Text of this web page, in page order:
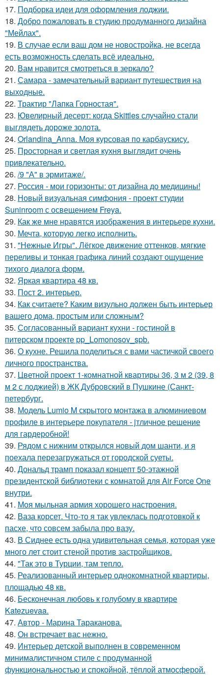
17. Подборка идеи для оформления лоджии.
18. Добро пожаловать в студию продуманного дизайна
"Мейлах".
19. В случае если ваш дом не новостройка, не всегда
есть возможность сделать всё идеально.
20. Вам нравится смотреться в зеркало?
21. Самара - замечательный вариант путешествия на
выходные.
22. Трактир "Лапка Горностая".
23. Ювелирный десерт: когда Skittles случайно стали
выглядеть дороже золота.
24. Orlandina_Anna. Моя курсовая по карбаускису.
25. Просторная и светлая кухня выглядит очень
привлекательно.
26. /9 "А" в эрмитаже/.
27. Россия - мои горизонты: от дизайна до медицины!
28. Новый визуальная симфония - проект студии
Suninroom с освещением Freya.
29. Как же мне нравятся изображения в интерьере кухни.
30. Мечта, которую легко исполнить.
31. "Нежные Игры". Лёгкое движение оттенков, мягкие
переливы и тонкая графика линий создают ощущение
тихого диалога форм.
32. Яркая квартира 48 кв.
33. Пост 2. интерьер.
34. Как считаете? Каким визульно должен быть интерьер
вашего дома, простым или сложным?
35. Согласованный вариант кухни - гостиной в
питерском проекте pp_Lomonosov_spb.
36. О кухне. Решила поделиться с вами частичкой своего
личного пространства.
37. Цветной проект 1-комнатной квартиры 36, 3 м 2 (39, 8
м 2 с лоджией) в ЖК Дубровский в Пушкине (Санкт-
петербург.
38. Модель Lumio M скрытого монтажа в алюминиевом
профиле в интерьере покупателя - jтличное решение
для гардеробной!
39. Рядом с нижним открылся новый дом шанти, и я
поехала перезагружаться от городской суеты.
40. Дональд трамп показал концепт 50-этажной
президентской библиотеки с комнатой для Air Force One
внутри.
41. Моя мыльная армия хорошего настроения.
42. Ваза корсет. Что-то я так увлеклась подготовкой к
пасхе, что совсем забыла про вазу.
43. В Сиднее есть одна удивительная семья, которая уже
много лет стоит стеной против застройщиков.
44. "Так это в Турции, там тепло.
45. Реализованный интерьер однокомнатной квартиры,
площадью 48 кв.
46. Бесконечная любовь к голубому в квартире
Katezuevaa.
47. Автор - Марина Тараканова.
48. Он встречает вас нежно.
49. Интерьер детской выполнен в современном
минималистичном стиле с продуманной
функциональностью и спокойной, тёплой атмосферой.